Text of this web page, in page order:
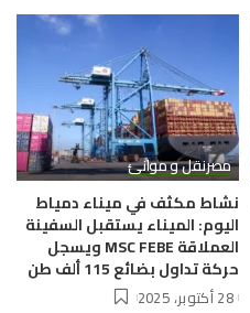
مصرنقل و موانئ
نشاط مكثف في ميناء دمياط
اليوم: الميناء يستقبل السفينة
العملاقة MSC FEBE ويسجل
حركة تداول بضائع 115 ألف طن
28 أكتوبر، 2025